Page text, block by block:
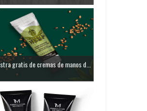
gratis de cremas de manos d...